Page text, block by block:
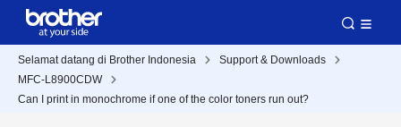
Selamat datang di Brother Indonesia
Support & Downloads
MFC-L8900CDW
Can I print in monochrome if one of the color toners run out?